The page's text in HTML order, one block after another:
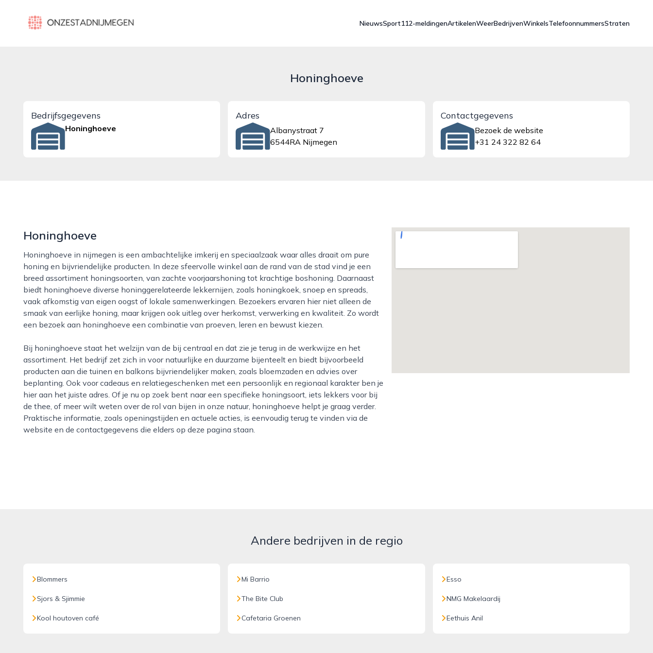
onzestadnijmegen.nl
NieuwsSport112-meldingenArtikelenWeerBedrijvenWinkelsTelefoonnummersStraten
Honinghoeve
Bedrijfsgegevens
Honinghoeve
Adres
Albanystraat 7
6544RA Nijmegen
Contactgegevens
Bezoek de website
+31 24 322 82 64
Honinghoeve
Honinghoeve in nijmegen is een ambachtelijke imkerij en speciaalzaak waar alles draait om pure
honing en bijvriendelijke producten. In deze sfeervolle winkel aan de rand van de stad vind je een
breed assortiment honingsoorten, van zachte voorjaarshoning tot krachtige boshoning. Daarnaast
biedt honinghoeve diverse honinggerelateerde lekkernijen, zoals honingkoek, snoep en spreads,
vaak afkomstig van eigen oogst of lokale samenwerkingen. Bezoekers ervaren hier niet alleen de
smaak van eerlijke honing, maar krijgen ook uitleg over herkomst, verwerking en kwaliteit. Zo wordt
een bezoek aan honinghoeve een combinatie van proeven, leren en bewust kiezen.
Bij honinghoeve staat het welzijn van de bij centraal en dat zie je terug in de werkwijze en het
assortiment. Het bedrijf zet zich in voor natuurlijke en duurzame bijenteelt en biedt bijvoorbeeld
producten aan die tuinen en balkons bijvriendelijker maken, zoals bloemzaden en advies over
beplanting. Ook voor cadeaus en relatiegeschenken met een persoonlijk en regionaal karakter ben je
hier aan het juiste adres. Of je nu op zoek bent naar een specifieke honingsoort, iets lekkers voor bij
de thee, of meer wilt weten over de rol van bijen in onze natuur, honinghoeve helpt je graag verder.
Praktische informatie, zoals openingstijden en actuele acties, is eenvoudig terug te vinden via de
website en de contactgegevens die elders op deze pagina staan.
Andere bedrijven in de regio
Blommers
Sjors & Sjimmie
Kool houtoven café
Mi Barrio
The Bite Club
Cafetaria Groenen
Esso
NMG Makelaardij
Eethuis Anil